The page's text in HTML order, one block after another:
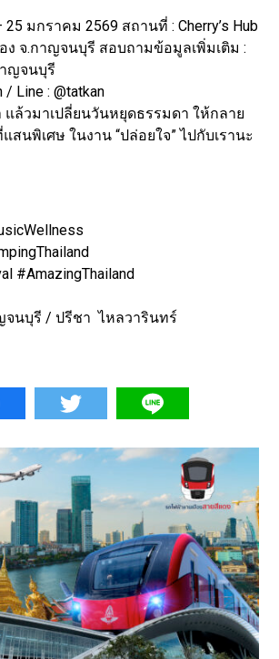
มกราคม 2569 สถานที่ : Cherry’s Hub
อง จ.กาญจนบุรี สอบถามข้อมูลเพิ่มเติม :
ญจนบุรี
/ Line : @tatkan
แล้วมาเปลี่ยนวันหยุดธรรมดา ให้กลาย
สนพิเศษ ในงาน “ปล่อยใจ” ไปกับเรานะ
#AmazingThailand
นบุรี / ปรีชา ไหลวารินทร์